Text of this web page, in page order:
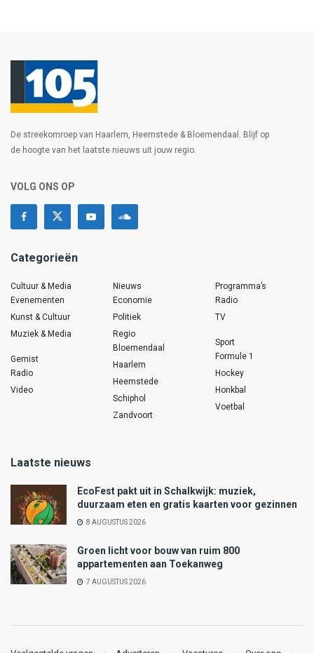
De streekomroep van Haarlem, Heemstede & Bloemendaal. Blijf op
de hoogte van het laatste nieuws uit jouw regio.
VOLG ONS OP
Categorieën
Cultuur & Media
Evenementen
Kunst & Cultuur
Muziek & Media
Gemist
Radio
Video
Nieuws
Economie
Politiek
Regio
Bloemendaal
Haarlem
Heemstede
Schiphol
Zandvoort
Programma’s
Radio
TV
Sport
Formule 1
Hockey
Honkbal
Voetbal
Laatste nieuws
EcoFest pakt uit in Schalkwijk: muziek,
duurzaam eten en gratis kaarten voor gezinnen
8 AUGUSTUS 2026
Groen licht voor bouw van ruim 800
appartementen aan Toekanweg
7 AUGUSTUS 2026